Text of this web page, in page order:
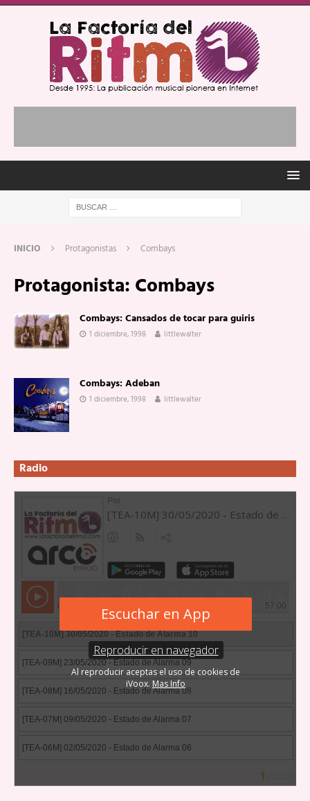
INICIO Protagonistas Combays
Protagonista: Combays
Combays: Cansados de tocar para guiris
1 diciembre, 1998 littlewalter
Combays: Adeban
1 diciembre, 1998 littlewalter
Radio